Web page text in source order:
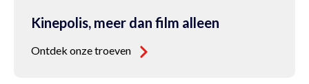
Kinepolis, meer dan film alleen
Ontdek onze troeven